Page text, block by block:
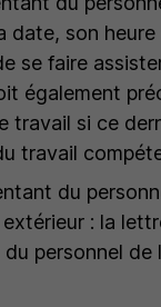
date, son
se faire
également
travail si ce
travail
du
: la
personnel de